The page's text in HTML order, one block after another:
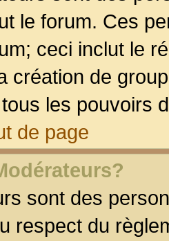
le forum. Ces
ceci inclut le
création de
les pouvoirs
de page
sont des
respect du